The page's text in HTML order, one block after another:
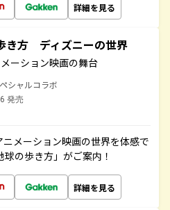
詳細を見る
き方 ディズニーの世界
ーション映画の舞台
シャルコラボ
発売
ニメーション映画の世界を体感で
の歩き方」がご案内！
詳細を見る